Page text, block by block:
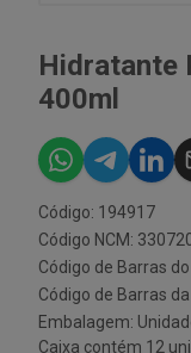
Hidratante
400ml
Código: 194917
Código NCM:
Código de Barras
Código de Barras
Embalagem:
Caixa contém 12